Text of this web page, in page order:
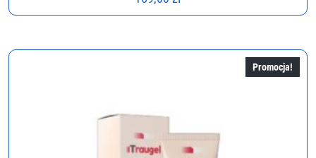
Promocja!